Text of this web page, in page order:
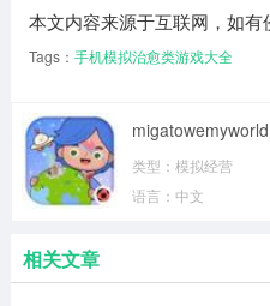
本文内容来源于互联网，如有
Tags： 手机模拟治愈类游戏大全
类型： 模拟经营
语言： 中文
相关文章